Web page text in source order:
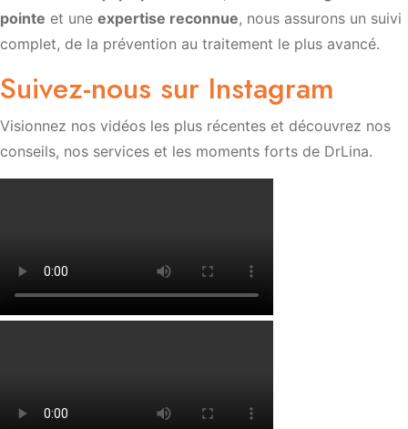
pointe et une expertise reconnue, nous assurons un suivi
complet, de la prévention au traitement le plus avancé.
Suivez-nous sur Instagram
Visionnez nos vidéos les plus récentes et découvrez nos
conseils, nos services et les moments forts de DrLina.